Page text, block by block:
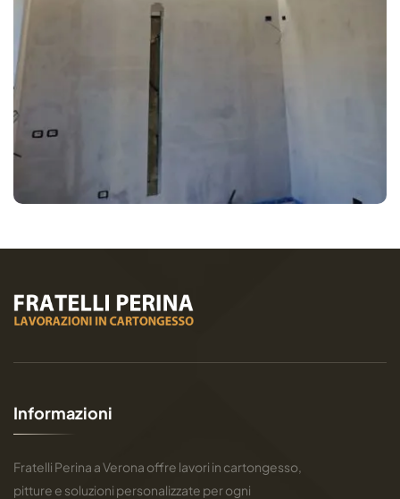
Informazioni
Fratelli Perina a Verona offre lavori in cartongesso,
pitture e soluzioni personalizzate per ogni